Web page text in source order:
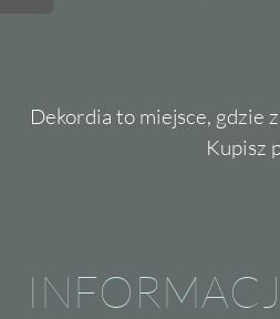
Dekordia to miejsce, gdzie
Kupisz